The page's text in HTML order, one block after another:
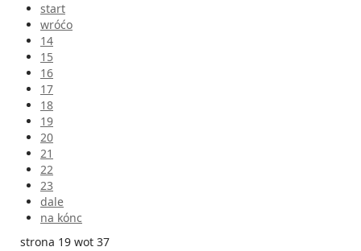
start
wróćo
14
15
16
17
18
19
20
21
22
23
dale
na kónc
strona 19 wot 37